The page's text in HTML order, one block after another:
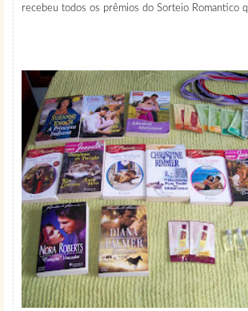
recebeu todos os prêmios do Sorteio Romantico